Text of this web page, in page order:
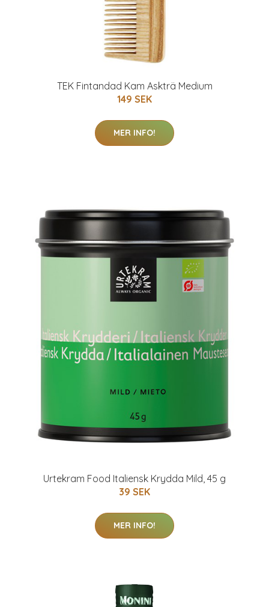
TEK Fintandad Kam Askträ Medium
149 SEK
MER INFO!
Urtekram Food Italiensk Krydda Mild, 45 g
39 SEK
MER INFO!